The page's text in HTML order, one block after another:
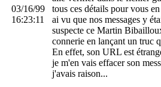
03/16/99
16:23:11
tous ces détails pour vous
ai vu que nos messages y
suspecte ce Martin
connerie en lançant un truc
En effet, son URL est
je m'en vais effacer son
j'avais raison...